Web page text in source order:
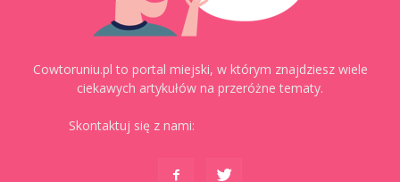
Cowtoruniu.pl to portal miejski, w którym znajdziesz wiele
ciekawych artykułów na przeróżne tematy.
Skontaktuj się z nami: